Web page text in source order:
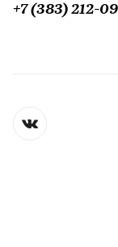
+7 (383) 212-